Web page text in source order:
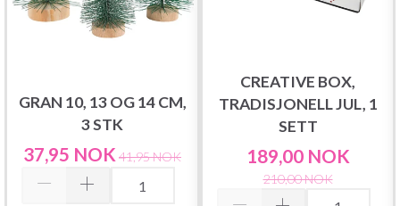
GRAN 10, 13 OG 14 CM,
3 STK
37,95 NOK 41,95 NOK
CREATIVE BOX,
TRADISJONELL JUL, 1
SETT
189,00 NOK
210,00 NOK